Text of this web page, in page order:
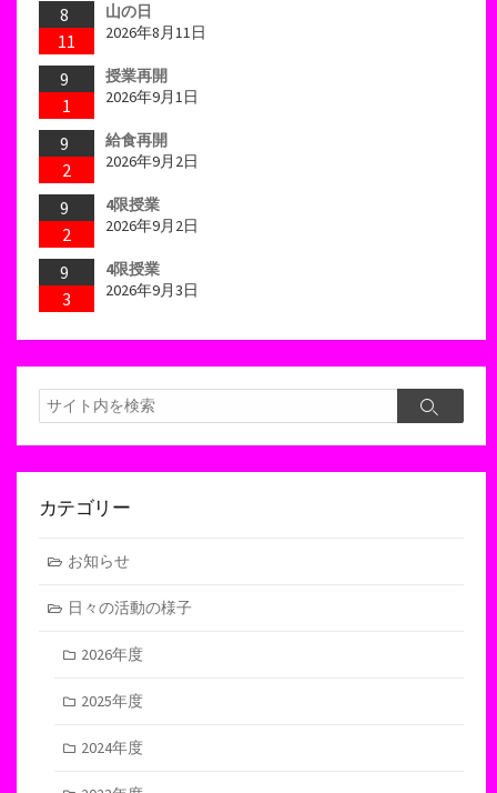
8
11
山の日
2026年8月11日
9
1
授業再開
2026年9月1日
9
2
給食再開
2026年9月2日
9
2
4限授業
2026年9月2日
9
3
4限授業
2026年9月3日
検
索
検
カテゴリー
お知らせ
日々の活動の様子
2026年度
2025年度
2024年度